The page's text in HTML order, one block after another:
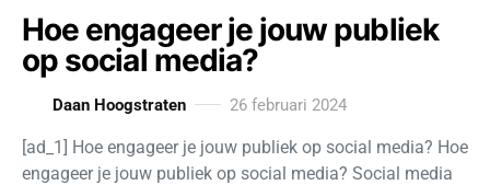
Hoe engageer je jouw publiek
op social media?
Daan Hoogstraten 26 februari 2024
[ad_1] Hoe engageer je jouw publiek op social media? Hoe
engageer je jouw publiek op social media? Social media